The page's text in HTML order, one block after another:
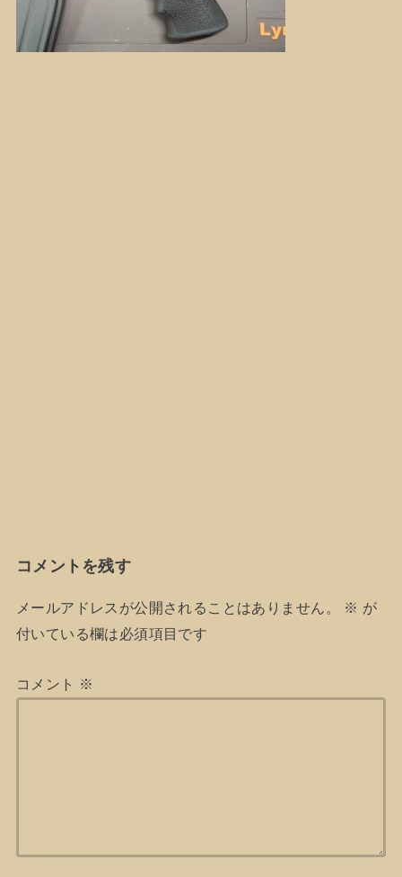
コメントを残す
メールアドレスが公開されることはありません。 ※ が
付いている欄は必須項目です
コメント ※